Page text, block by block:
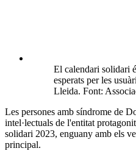
El calendari solidari
esperats per les
Lleida. Font:
Les persones amb síndrome de
intel·lectuals de l'entitat
solidari 2023, enguany amb els
principal.